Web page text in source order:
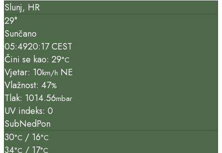
Slunj, HR
29°
Sunčano
05:4920:17 CEST
Čini se kao: 29°C
Vjetar: 10km/h NE
Vlažnost: 47%
Tlak: 1014.56mbar
UV indeks: 0
SubNedPon
30°C / 16°C
34°C / 17°C